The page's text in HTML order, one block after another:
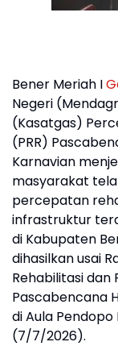
Bener Meriah I
Negeri
(Kasatgas)
(PRR)
Karnavian
masyarakat
percepatan
infrastruktur
di Kabupaten
dihasilkan usai
Rehabilitasi dan
Pascabencana
di Aula Pendopo
(7/7/2026).